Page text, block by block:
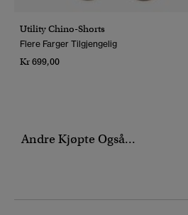
Utility Chino-Shorts
Flere Farger Tilgjengelig
Kr 699,00
Andre Kjøpte Også...